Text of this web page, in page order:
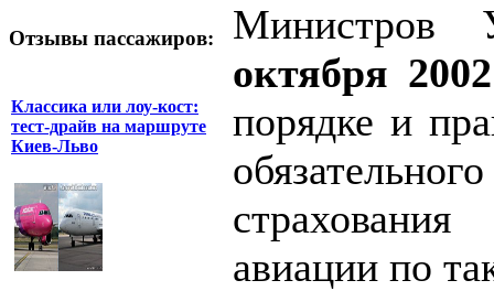
Отзывы пассажиров:
Классика или лоу-кост:
тест-драйв на маршруте
Киев-Льво
октября
порядке и
авиации по